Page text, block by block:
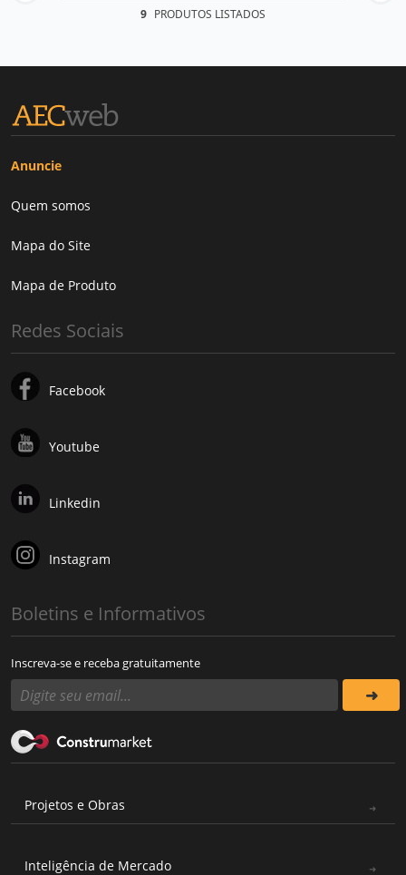
9 PRODUTOS LISTADOS
Anuncie
Quem somos
Mapa do Site
Mapa de Produto
Redes Sociais
Facebook
Youtube
Linkedin
Instagram
Boletins e Informativos
Inscreva-se e receba gratuitamente
Projetos e Obras
Inteligência de Mercado